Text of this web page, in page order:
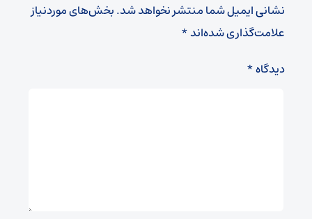
نشانی ایمیل شما منتشر نخواهد شد.بخش‌های موردنیاز
علامت‌گذاری شده‌اند*
دیدگاه*